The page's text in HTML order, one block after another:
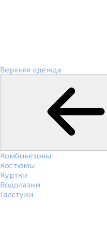
Верхняя одежда
Комбинезоны
Костюмы
Куртки
Водолазки
Галстуки